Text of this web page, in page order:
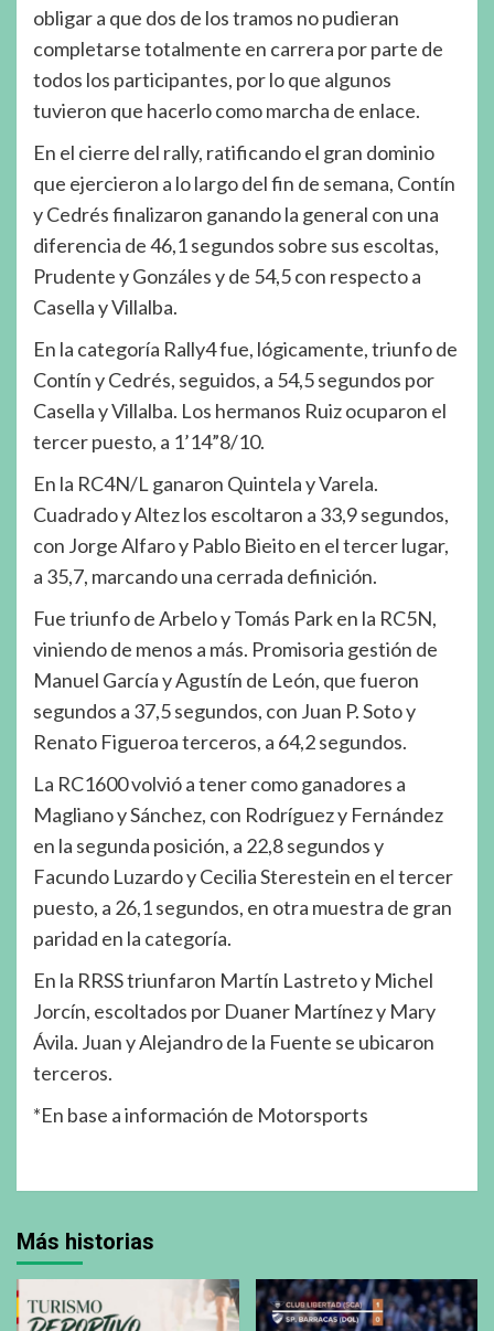
obligar a que dos de los tramos no pudieran
completarse totalmente en carrera por parte de
todos los participantes, por lo que algunos
tuvieron que hacerlo como marcha de enlace.
En el cierre del rally, ratificando el gran dominio
que ejercieron a lo largo del fin de semana, Contín
y Cedrés finalizaron ganando la general con una
diferencia de 46,1 segundos sobre sus escoltas,
Prudente y Gonzáles y de 54,5 con respecto a
Casella y Villalba.
En la categoría Rally4 fue, lógicamente, triunfo de
Contín y Cedrés, seguidos, a 54,5 segundos por
Casella y Villalba. Los hermanos Ruiz ocuparon el
tercer puesto, a 1’14”8/10.
En la RC4N/L ganaron Quintela y Varela.
Cuadrado y Altez los escoltaron a 33,9 segundos,
con Jorge Alfaro y Pablo Bieito en el tercer lugar,
a 35,7, marcando una cerrada definición.
Fue triunfo de Arbelo y Tomás Park en la RC5N,
viniendo de menos a más. Promisoria gestión de
Manuel García y Agustín de León, que fueron
segundos a 37,5 segundos, con Juan P. Soto y
Renato Figueroa terceros, a 64,2 segundos.
La RC1600 volvió a tener como ganadores a
Magliano y Sánchez, con Rodríguez y Fernández
en la segunda posición, a 22,8 segundos y
Facundo Luzardo y Cecilia Sterestein en el tercer
puesto, a 26,1 segundos, en otra muestra de gran
paridad en la categoría.
En la RRSS triunfaron Martín Lastreto y Michel
Jorcín, escoltados por Duaner Martínez y Mary
Ávila. Juan y Alejandro de la Fuente se ubicaron
terceros.
*En base a información de Motorsports
Más historias